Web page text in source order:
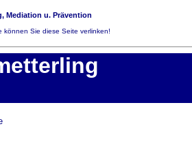
Mediation u. Prävention
können Sie diese Seite verlinken!